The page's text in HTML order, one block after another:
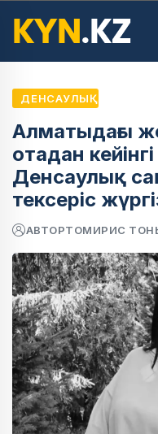
ДЕНСАУЛЫҚ
Алматыдағы
отадан
Денсаулық
тексеріс
АВТОРТОМИРИС